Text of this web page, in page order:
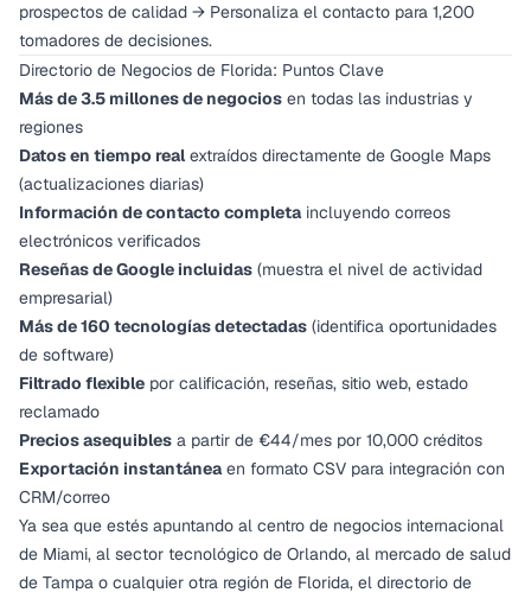
prospectos de calidad → Personaliza el contacto para 1,200
tomadores de decisiones.
Directorio de Negocios de Florida: Puntos Clave
Más de 3.5 millones de negocios en todas las industrias y
regiones
Datos en tiempo realextraídos directamente de Google Maps
(actualizaciones diarias)
Información de contacto completaincluyendo correos
electrónicos verificados
Reseñas de Google incluidas (muestra el nivel de actividad
empresarial)
Más de 160 tecnologías detectadas (identifica oportunidades
de software)
Filtrado flexible por calificación, reseñas, sitio web, estado
reclamado
Precios asequibles a partir de €44/mes por 10,000 créditos
Exportación instantáneaen formato CSV para integración con
CRM/correo
Ya sea que estés apuntando al centro de negocios internacional
de Miami, al sector tecnológico de Orlando, al mercado de salud
de Tampa o cualquier otra región de Florida, el directorio de